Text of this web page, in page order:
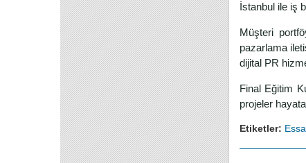
İstanbul ile iş
Müşteri
pazarlama
dijital PR
Final Eğitim
projeler
Etiketler: